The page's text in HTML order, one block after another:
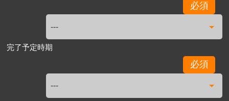
必須
完了予定時期
必須